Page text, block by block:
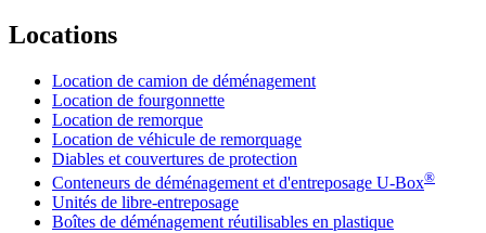
Locations
Location de camion de déménagement
Location de fourgonnette
Location de remorque
Location de véhicule de remorquage
Diables et couvertures de protection
Conteneurs de déménagement et d'entreposage U-Box®
Unités de libre-entreposage
Boîtes de déménagement réutilisables en plastique